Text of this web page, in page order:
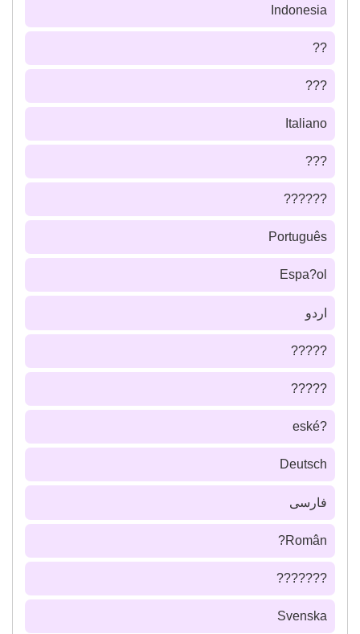
Indonesia
??
???
Italiano
???
??????
Português
Espa?ol
اردو
?????
?????
?eské
Deutsch
فارسى
Român?
???????
Svenska